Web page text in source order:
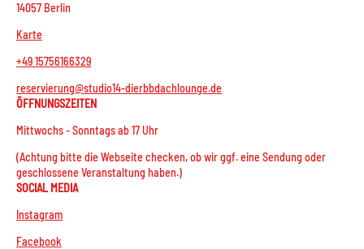
14057 Berlin
Karte
+49 15756166329
reservierung@studio14-dierbbdachlounge.de
ÖFFNUNGSZEITEN
Mittwochs - Sonntags ab 17 Uhr
(Achtung bitte die Webseite checken, ob wir ggf. eine Sendung oder
geschlossene Veranstaltung haben.)
SOCIAL MEDIA
Instagram
Facebook